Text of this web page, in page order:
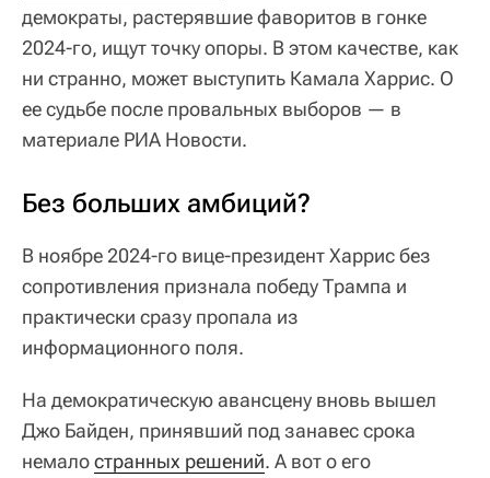
демократы, растерявшие фаворитов в гонке
2024-го, ищут точку опоры. В этом качестве, как
ни странно, может выступить Камала Харрис. О
ее судьбе после провальных выборов — в
материале РИА Новости.
Без больших амбиций?
В ноябре 2024-го вице-президент Харрис без
сопротивления признала победу Трампа и
практически сразу пропала из
информационного поля.
На демократическую авансцену вновь вышел
Джо Байден, принявший под занавес срока
немалостранных решений. А вот о его